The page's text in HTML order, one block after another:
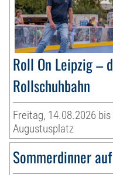
Roll On Leipzig –
Rollschuhbahn
Freitag, 14.08.2026
Augustusplatz
Sommerdinner